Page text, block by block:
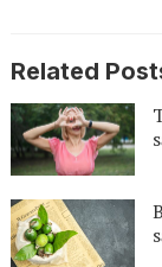
Related